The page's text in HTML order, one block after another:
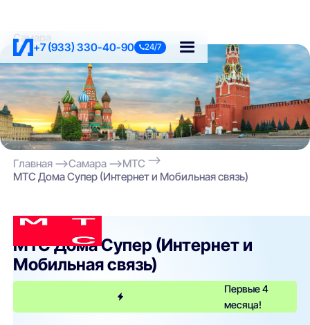
+7 (933) 330-40-90 24/7
Самара
Главная Самара
МТС
МТС Дома Супер (Интернет и Мобильная связь)
МТС
МТС Дома Супер (Интернет и
Мобильная связь)
Первые 4
месяца!